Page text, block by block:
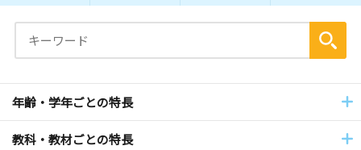
年齢・学年ごとの特長
教科・教材ごとの特長